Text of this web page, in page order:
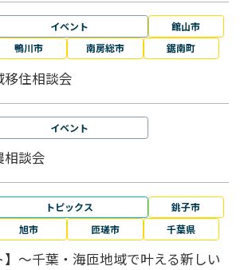
イベント
館山市
鴨川市
南房総市 鋸南町
住相談会
イベント
相談会
トピックス
銚子市
旭市
匝瑳市 千葉県
】～千葉・海匝地域で叶える新しい